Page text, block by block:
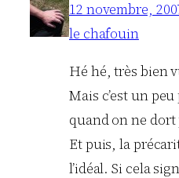
12 novembre,
le chafouin
Hé hé, très bien
Mais c’est un
quand on ne
Et puis, la
l’idéal. Si cela